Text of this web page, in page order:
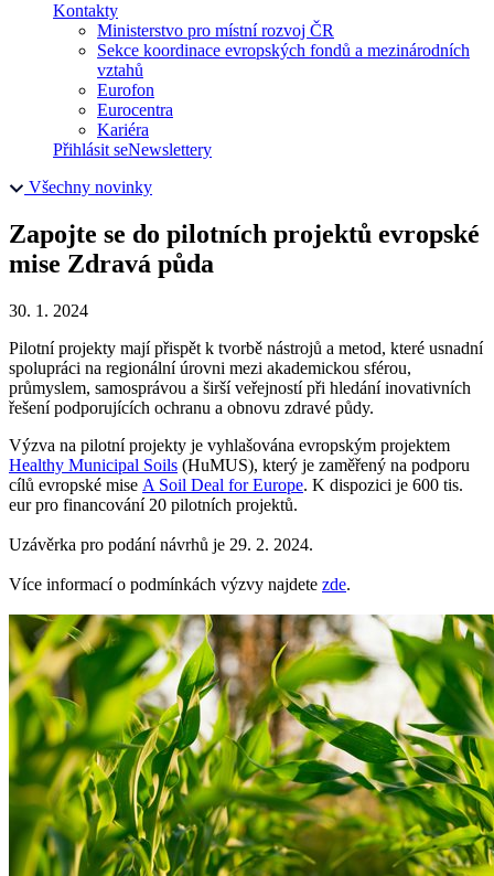
Kontakty
Ministerstvo pro místní rozvoj ČR
Sekce koordinace evropských fondů a mezinárodních
vztahů
Eurofon
Eurocentra
Kariéra
Přihlásit seNewslettery
Všechny novinky
Zapojte se do pilotních projektů evropské
mise Zdravá půda
30. 1. 2024
Pilotní projekty mají přispět k tvorbě nástrojů a metod, které usnadní
spolupráci na regionální úrovni mezi akademickou sférou,
průmyslem, samosprávou a širší veřejností při hledání inovativních
řešení podporujících ochranu a obnovu zdravé půdy.
Výzva na pilotní projekty je vyhlašována evropským projektem
Healthy Municipal Soils (HuMUS), který je zaměřený na podporu
cílů evropské mise A Soil Deal for Europe. K dispozici je 600 tis.
eur pro financování 20 pilotních projektů.
Uzávěrka pro podání návrhů je 29. 2. 2024.
Více informací o podmínkách výzvy najdete zde.